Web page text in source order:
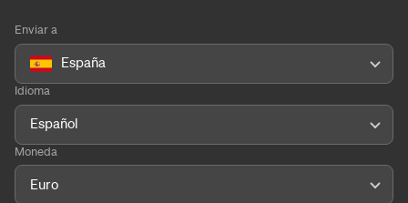
Enviar a
España
Idioma
Español
Moneda
Euro